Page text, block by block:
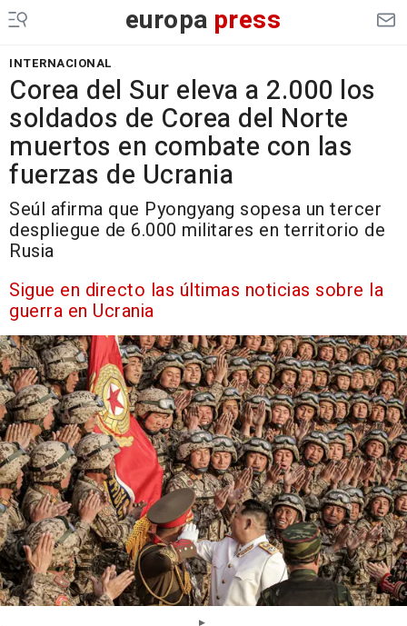
europa press
INTERNACIONAL
Corea del Sur eleva a 2.000 los
soldados de Corea del Norte
muertos en combate con las
fuerzas de Ucrania
Seúl afirma que Pyongyang sopesa un tercer
despliegue de 6.000 militares en territorio de
Rusia
Sigue en directo las últimas noticias sobre la
guerra en Ucrania